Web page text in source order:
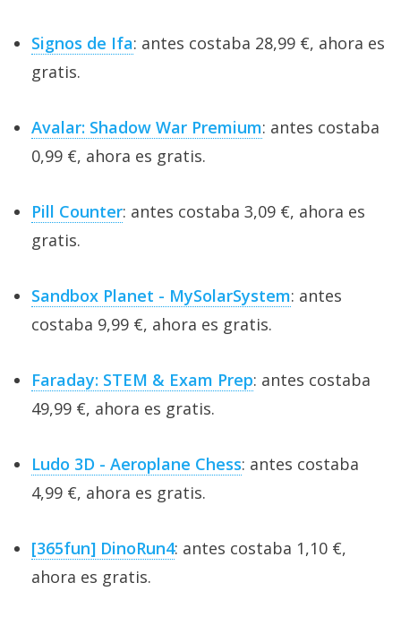
Signos de Ifa: antes costaba 28,99 €, ahora es
gratis.
Avalar: Shadow War Premium: antes costaba
0,99 €, ahora es gratis.
Pill Counter: antes costaba 3,09 €, ahora es
gratis.
Sandbox Planet - MySolarSystem: antes
costaba 9,99 €, ahora es gratis.
Faraday: STEM & Exam Prep: antes costaba
49,99 €, ahora es gratis.
Ludo 3D - Aeroplane Chess: antes costaba
4,99 €, ahora es gratis.
[365fun] DinoRun4: antes costaba 1,10 €,
ahora es gratis.